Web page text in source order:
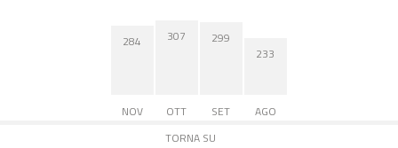
284
NOV
307
OTT
299
SET
233
AGO
TORNA SU